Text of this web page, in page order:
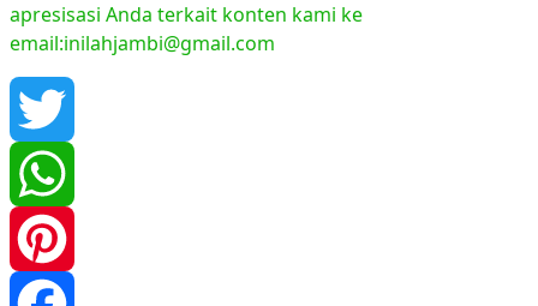
apresisasi Anda terkait konten kami ke
email:inilahjambi@gmail.com
Twitter
WhatsApp